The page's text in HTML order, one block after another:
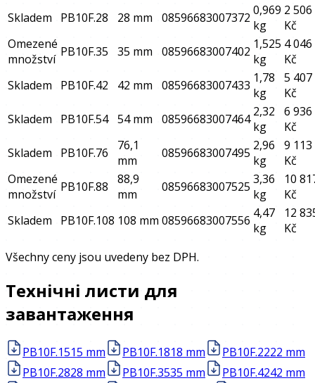
Skladem
PB10F.28 28 mm 08596683007372 0,969
kg
2 506
Kč
Omezené
množství PB10F.35 35 mm 08596683007402 1,525
kg
4 046
Kč
Skladem
PB10F.42 42 mm 08596683007433 1,78
kg
5 407
Kč
Skladem
PB10F.54 54 mm 08596683007464 2,32
kg
6 936
Kč
Skladem
PB10F.76
76,1
mm
08596683007495 2,96
kg
9 113
Kč
Omezené
množství PB10F.88
88,9
mm
08596683007525 3,36
kg
10
Kč
Skladem
PB10F.108 108 mm08596683007556 4,47
kg
12
Kč
Všechny ceny jsou uvedeny bez DPH.
Технічні листи для
завантаження
PB10F.1515 mm PB10F.1818 mm PB10F.2222 mm
PB10F.2828 mm PB10F.3535 mm PB10F.4242 mm